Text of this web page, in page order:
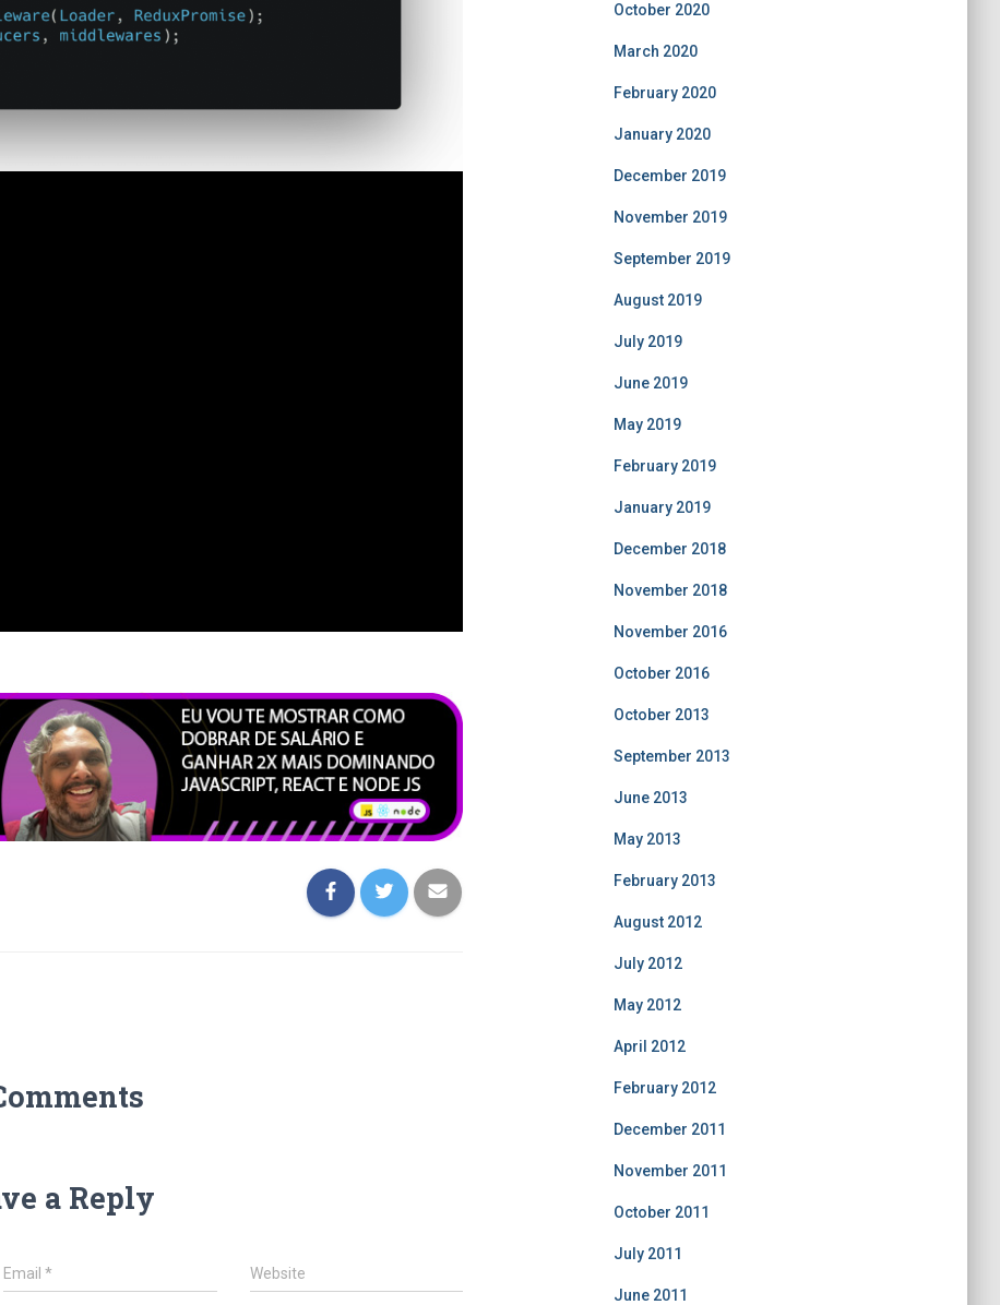
a Reply
Email* Website
October 2020
March 2020
February 2020
January 2020
December 2019
November 2019
September 2019
August 2019
July 2019
June 2019
May 2019
February 2019
January 2019
December 2018
November 2018
November 2016
October 2016
October 2013
September 2013
June 2013
May 2013
February 2013
August 2012
July 2012
May 2012
April 2012
February 2012
December 2011
November 2011
October 2011
July 2011
June 2011